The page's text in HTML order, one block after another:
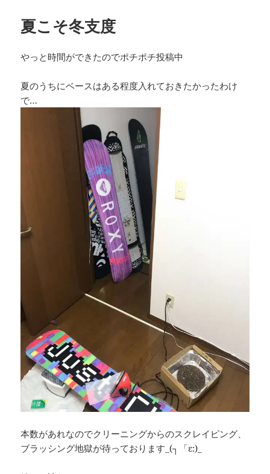
夏こそ冬支度
やっと時間ができたのでポチポチ投稿中
夏のうちにベースはある程度入れておきたかったわけ
で…
本数があれなのでクリーニングからのスクレイピング、
ブラッシング地獄が待っております_(┐「ε:)_